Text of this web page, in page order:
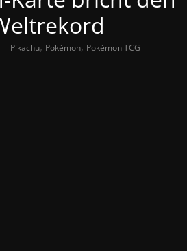
Pikachu, Pokémon, Pokémon TCG